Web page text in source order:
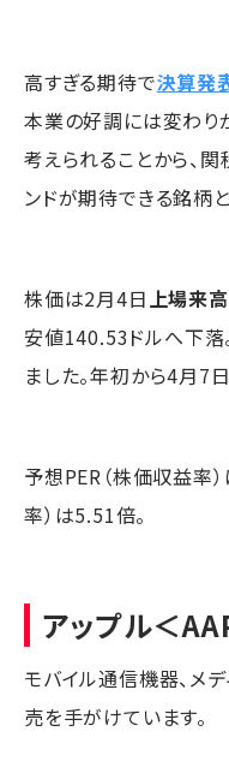
高すぎる期待で決算発
本業の好調には変わり
考えられることから、
ンドが期待できる銘柄
株価は2月4日上場来
安値140.53ドルへ下
ました。年初から4月7
予想PER（株価収益率
率）は5.51倍。
アップル＜
モバイル通信機器、メ
売を手がけています。